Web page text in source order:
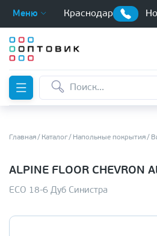
Меню Краснодар
Главная Каталог Напольные покрытия
ALPINE FLOOR СHEVRON
ЕСО 18-6 Дуб Синистра